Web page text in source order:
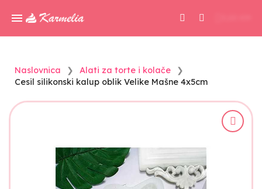
Naslovnica
Alati za torte i kolače
Cesil silikonski kalup oblik Velike Mašne 4x5cm